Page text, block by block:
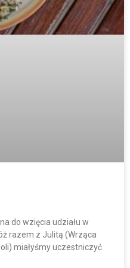
do wzięcia udziału w
razem z Julitą (Wrząca
miałyśmy uczestniczyć